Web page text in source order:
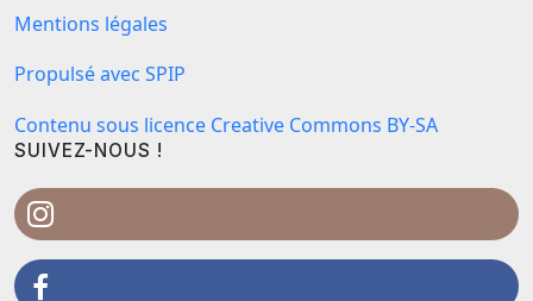
Mentions légales
Propulsé avec SPIP
Contenu sous licence Creative Commons BY-SA
SUIVEZ-NOUS !